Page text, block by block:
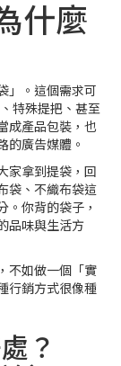
什麼
」。這個需求可
特殊提把、甚至
成產品包裝，也
的廣告媒體。
家拿到提袋，回
袋、不織布袋這
。你背的袋子，
品味與生活方
不如做一個「實
行銷方式很像種
？